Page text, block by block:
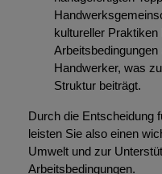
kultureller
Handwerker, was
Struktur beiträgt.
Durch die Entscheidung
leisten Sie also einen
Umwelt und zur
Arbeitsbedingungen.